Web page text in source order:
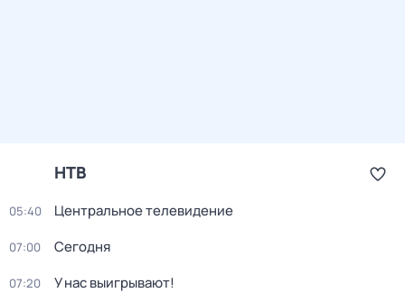
НТВ
05:40 Центральное телевидение
07:00 Сегодня
07:20 У нас выигрывают!